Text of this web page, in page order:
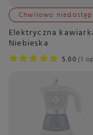
Chwilowo
Elektryczna
Niebieska
5.00 1